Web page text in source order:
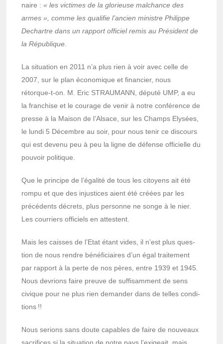
naire :« les victimes de la glorieuse malchance des
armes », comme les quali­fie l’an­cien ministre Philippe
Dechartre dans un rapport offi­ciel remis au Président de
la Répu­blique.
La situa­tion en 2011 n’a plus rien à voir avec celle de
2007, sur le plan écono­mique et finan­cier, nous
rétorque-t-on. M. Eric STRAUMANN, député UMP, a eu
la fran­chise et le courage de venir à notre confé­rence de
presse à la Maison de l’Al­sace, sur les Champs Elysées,
le lundi 5 Décembre au soir, pour nous tenir ce discours
qui est devenu peu à peu la ligne de défense offi­cielle du
pouvoir poli­tique.
Que le prin­cipe de l’éga­lité de tous les citoyens ait été
rompu et que des injus­tices aient été créées par les
précé­dents décrets, plus personne ne songe à le nier.
Les cour­riers offi­ciels en attestent.
Mais les caisses de l’Etat étant vides, il n’est plus ques­
tion de nous rendre béné­fi­ciaires d’un égal trai­te­ment
par rapport à la perte de nos pères, entre 1939 et 1945.
Nous devrions faire preuve de suffi­sam­ment de sens
civique pour ne plus rien deman­der dans de telles condi­
tions !!
Nous serions sans doute capables de faire de nouveaux